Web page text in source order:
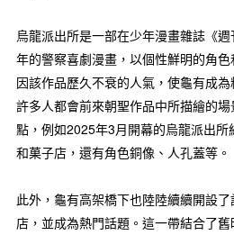
烏龍派出所是一部在少年漫畫雜誌《
年的警察喜劇漫畫，以個性鮮明的角
因該作品歷久不衰的人氣，使龜有成
許多人都會前來朝聖作品中所描繪的
點，例如2025年3月開幕的烏龍派出
和菓子店，還有角色銅像、人孔蓋等。
此外，龜有高架橋下也陸陸續續開設
店，並成為熱門話題。這一帶結合了